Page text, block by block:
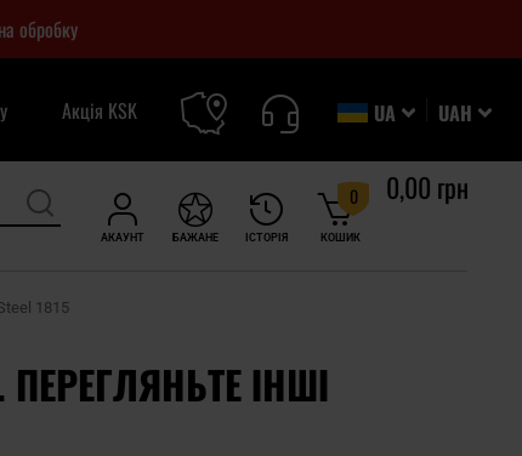
обробку
UAH
UA
Акція KSK
АКАУНТ ІСТОРІЯ
БАЖАНЕ КОШИК
0 0,00 грн
1815
ІНШІ